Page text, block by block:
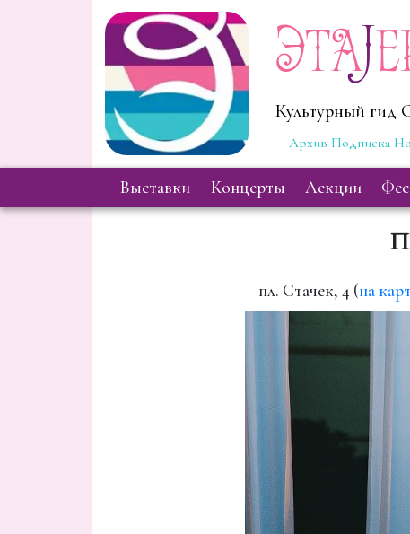
ЭтаJ
Культурный гид
Архив Подписка
выставки концерты лекции
пл. Стачек, 4 (на